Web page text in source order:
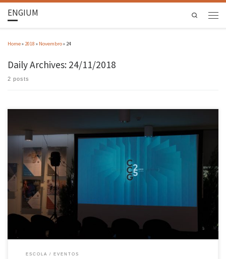
ENGIUM Search
Home» 2018 » Novembro» 24
Daily Archives: 24/11/2018
2 posts
Iniciativas contaram com mais de 300 participantes e convidados da indústria, academia e
do Governo. As comemorações do 25º aniversário do Centro de Computação Gráfica (CCG)
incluíram a discussão de vários tópicos tecnológicos do momento e a apresentação das
próprias tecnologias desenvolvidas, por intermédio dos seus investigadores, incluindo a
visão […]
ESCOLA EVENTOS